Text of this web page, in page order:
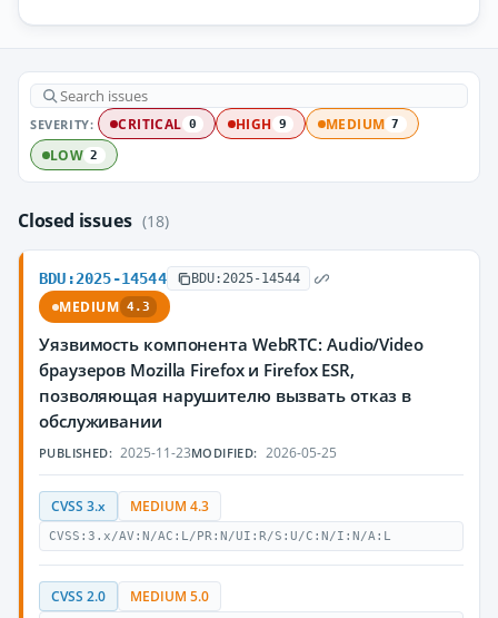
SEVERITY: CRITICAL 0 HIGH 9 MEDIUM 7
LOW 2
Closed issues (18)
BDU:2025-14544 BDU:2025-14544
MEDIUM 4.3
Уязвимость компонента WebRTC: Audio/Video
браузеров Mozilla Firefox и Firefox ESR,
позволяющая нарушителю вызвать отказ в
обслуживании
PUBLISHED: 2025-11-23MODIFIED: 2026-05-25
CVSS 3.x MEDIUM 4.3
CVSS:3.x/AV:N/AC:L/PR:N/UI:R/S:U/C:N/I:N/A:L
CVSS 2.0 MEDIUM 5.0